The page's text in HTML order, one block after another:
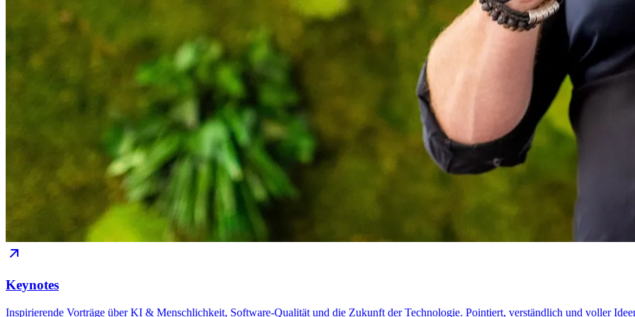
Keynotes
Inspirierende Vorträge über KI & Menschlichkeit, Software-Qualität und die Zukunft der Technologie. Pointiert, verständlich und voller